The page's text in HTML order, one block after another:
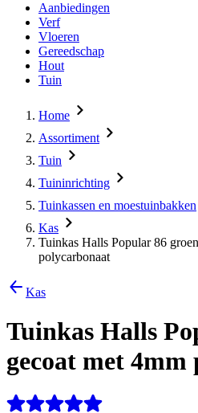
Aanbiedingen
Verf
Vloeren
Gereedschap
Hout
Tuin
Home
Assortiment
Tuin
Tuininrichting
Tuinkassen en moestuinbakken
Kas
Tuinkas Halls Popular 86
polycarbonaat
Kas
Tuinkas Halls
gecoat met